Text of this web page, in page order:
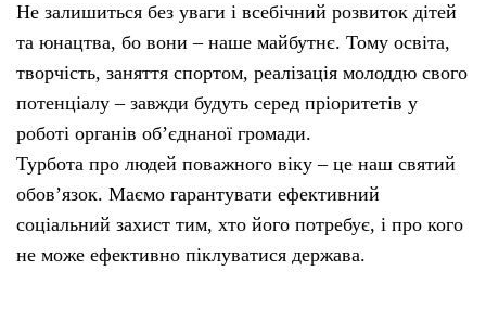
Не залишиться без уваги і всебічний розвиток дітей
та юнацтва, бо вони – наше майбутнє. Тому освіта,
творчість, заняття спортом, реалізація молоддю свого
потенціалу – завжди будуть серед пріоритетів у
роботі органів об’єднаної громади.
Турбота про людей поважного віку – це наш святий
обов’язок. Маємо гарантувати ефективний
соціальний захист тим, хто його потребує, і про кого
не може ефективно піклуватися держава.